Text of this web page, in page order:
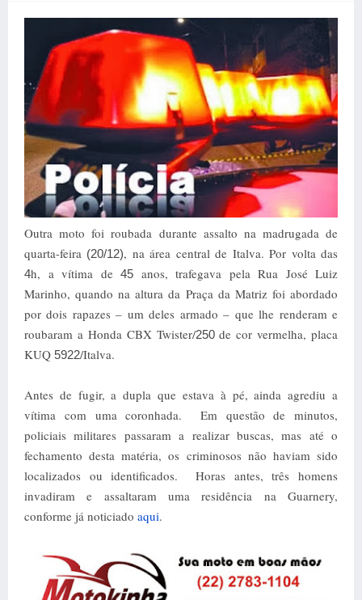
Outra moto foi roubada durante assalto na madrugada de
quarta-feira (20/12), na área central de Italva. Por volta das
4h, a vítima de 45 anos, trafegava pela Rua José Luiz
Marinho, quando na altura da Praça da Matriz foi abordado
por dois rapazes – um deles armado – que lhe renderam e
roubaram a Honda CBX Twister/250de cor vermelha, placa
KUQ 5922/Italva.
Antes de fugir, a dupla que estava à pé, ainda agrediu a
vítima com uma coronhada. Em questão de minutos,
policiais militares passaram a realizar buscas, mas até o
fechamento desta matéria, os criminosos não haviam sido
localizados ou identificados. Horas antes, três homens
invadiram e assaltaram uma residência na Guarnery,
conforme já noticiado aqui.